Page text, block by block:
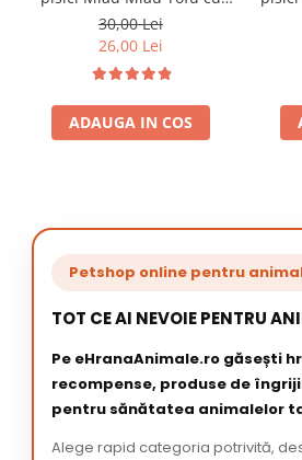
Aloe Vera 6L
30,00 Lei
26,00 Lei
ADAUGA IN COS
Petshop online pentru
TOT CE AI NEVOIE PENTRU
Pe eHranaAnimale.ro găsești
recompense, produse de
pentru sănătatea animalelor
Alege rapid categoria potrivită,